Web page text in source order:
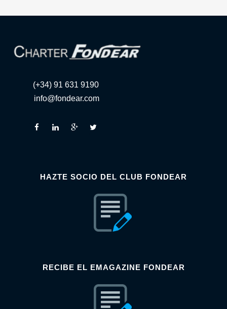
(+34) 91 631 9190
info@fondear.com
HAZTE SOCIO DEL CLUB FONDEAR
RECIBE EL EMAGAZINE FONDEAR